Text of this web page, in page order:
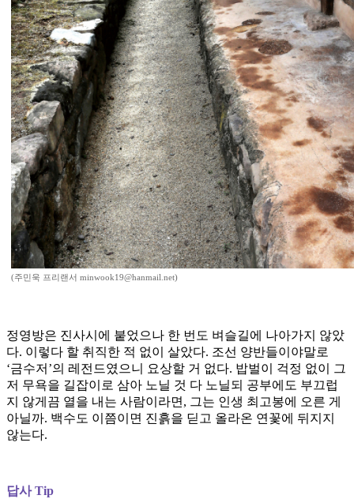
(주민욱 프리랜서 minwook19@hanmail.net)
정영방은 진사시에 붙었으나 한 번도 벼슬길에 나아가지 않았
다. 이렇다 할 취직한 적 없이 살았다. 조선 양반들이야말로
‘금수저’의 레전드였으니 요상할 거 없다. 밥벌이 걱정 없이 그
저 무욕을 길잡이로 삼아 노닐 것 다 노닐되 공부에도 부끄럽
지 않게끔 열을 내는 사람이라면, 그는 인생 최고봉에 오른 게
아닐까. 백수도 이쯤이면 진흙을 딛고 올라온 연꽃에 뒤지지
않는다.
답사 Tip